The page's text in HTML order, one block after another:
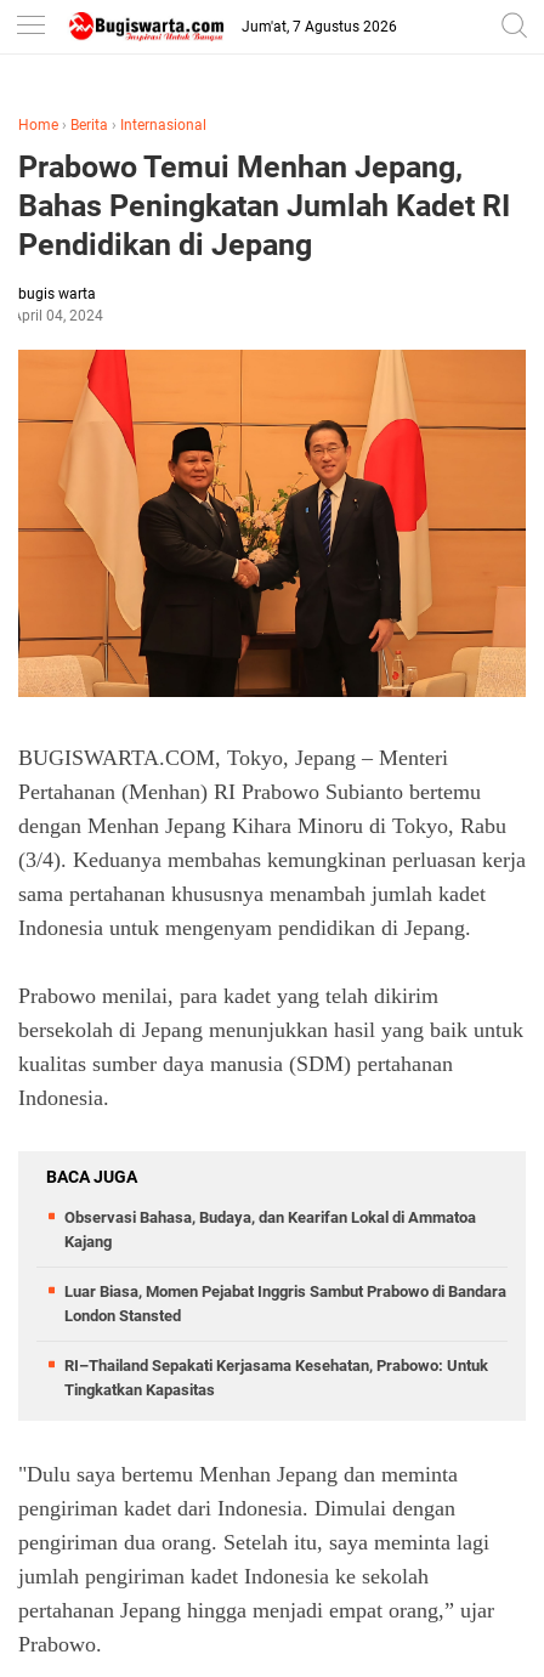
-->
Jum'at, 7 Agustus 2026
Home › Berita › Internasional
Prabowo Temui Menhan Jepang,
Bahas Peningkatan Jumlah Kadet RI
Pendidikan di Jepang
bugis warta
April 04, 2024
BUGISWARTA.COM, Tokyo, Jepang – Menteri
Pertahanan (Menhan) RI Prabowo Subianto bertemu
dengan Menhan Jepang Kihara Minoru di Tokyo, Rabu
(3/4). Keduanya membahas kemungkinan perluasan kerja
sama pertahanan khususnya menambah jumlah kadet
Indonesia untuk mengenyam pendidikan di Jepang.
Prabowo menilai, para kadet yang telah dikirim
bersekolah di Jepang menunjukkan hasil yang baik untuk
kualitas sumber daya manusia (SDM) pertahanan
Indonesia.
BACA JUGA
Observasi Bahasa, Budaya, dan Kearifan Lokal di Ammatoa
Kajang
Luar Biasa, Momen Pejabat Inggris Sambut Prabowo di Bandara
London Stansted
RI–Thailand Sepakati Kerjasama Kesehatan, Prabowo: Untuk
Tingkatkan Kapasitas
"Dulu saya bertemu Menhan Jepang dan meminta
pengiriman kadet dari Indonesia. Dimulai dengan
pengiriman dua orang. Setelah itu, saya meminta lagi
jumlah pengiriman kadet Indonesia ke sekolah
pertahanan Jepang hingga menjadi empat orang,” ujar
Prabowo.